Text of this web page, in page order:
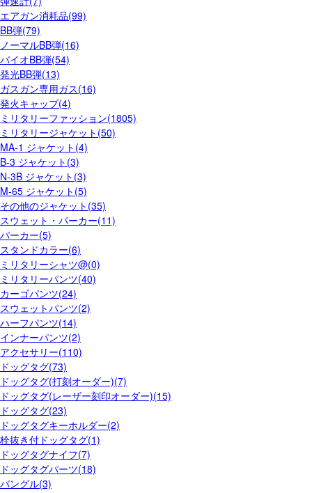
エアガン消耗品(99)
BB弾(79)
ノーマルBB弾(16)
バイオBB弾(54)
発光BB弾(13)
ガスガン専用ガス(16)
発火キャップ(4)
ミリタリーファッション(1805)
ミリタリージャケット(50)
MA-1 ジャケット(4)
B-3 ジャケット(3)
N-3B ジャケット(3)
M-65 ジャケット(5)
その他のジャケット(35)
スウェット・パーカー(11)
パーカー(5)
スタンドカラー(6)
ミリタリーシャツ@(0)
ミリタリーパンツ(40)
カーゴパンツ(24)
スウェットパンツ(2)
ハーフパンツ(14)
インナーパンツ(2)
アクセサリー(110)
ドッグタグ(73)
ドッグタグ(打刻オーダー)(7)
ドッグタグ(レーザー刻印オーダー)(15)
ドッグタグ(23)
ドッグタグキーホルダー(2)
栓抜き付ドッグタグ(1)
ドッグタグナイフ(7)
ドッグタグパーツ(18)
バングル(3)